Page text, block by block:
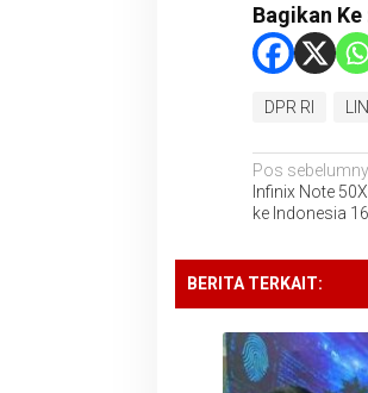
Bagikan Ke
DPR RI
Navigasi
pos
Pos
Infinix Note
ke Indonesia
BERITA TERKAIT: